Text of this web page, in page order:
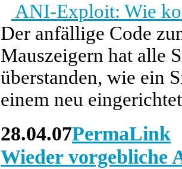
ANI-Exploit: Wie
Der anfällige Code
Mauszeigern hat alle
überstanden, wie ein
einem neu
28.04.07PermaLink
Wieder vorgebliche